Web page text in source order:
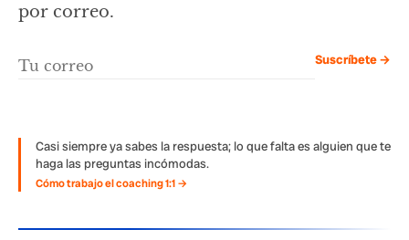
por correo.
Suscríbete →
Casi siempre ya sabes la respuesta; lo que falta es alguien que te
haga las preguntas incómodas.
Cómo trabajo el coaching 1:1 →